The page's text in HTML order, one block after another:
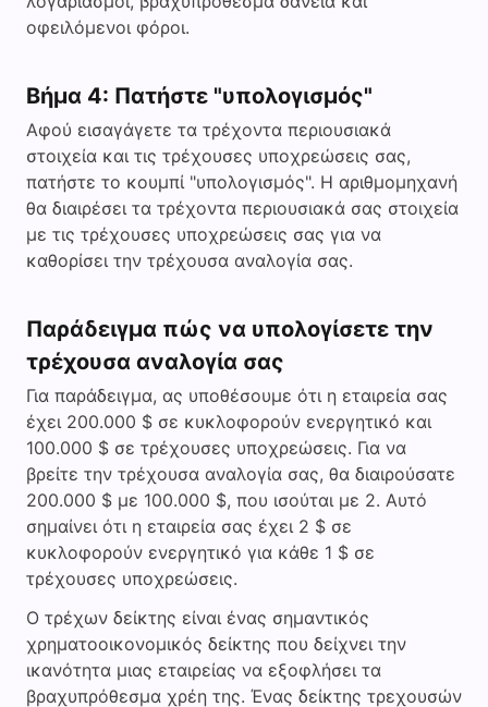
οφειλόμενοι φόροι.
Βήμα 4: Πατήστε "υπολογισμός"
Αφού εισαγάγετε τα τρέχοντα περιουσιακά
στοιχεία και τις τρέχουσες υποχρεώσεις σας,
πατήστε το κουμπί "υπολογισμός". Η αριθμομηχανή
θα διαιρέσει τα τρέχοντα περιουσιακά σας στοιχεία
με τις τρέχουσες υποχρεώσεις σας για να
καθορίσει την τρέχουσα αναλογία σας.
Παράδειγμα πώς να υπολογίσετε την
τρέχουσα αναλογία σας
Για παράδειγμα, ας υποθέσουμε ότι η εταιρεία σας
έχει 200.000 $ σε κυκλοφορούν ενεργητικό και
100.000 $ σε τρέχουσες υποχρεώσεις. Για να
βρείτε την τρέχουσα αναλογία σας, θα διαιρούσατε
200.000 $ με 100.000 $, που ισούται με 2. Αυτό
σημαίνει ότι η εταιρεία σας έχει 2 $ σε
κυκλοφορούν ενεργητικό για κάθε 1 $ σε
τρέχουσες υποχρεώσεις.
Ο τρέχων δείκτης είναι ένας σημαντικός
χρηματοοικονομικός δείκτης που δείχνει την
ικανότητα μιας εταιρείας να εξοφλήσει τα
βραχυπρόθεσμα χρέη της. Ένας δείκτης τρεχουσών